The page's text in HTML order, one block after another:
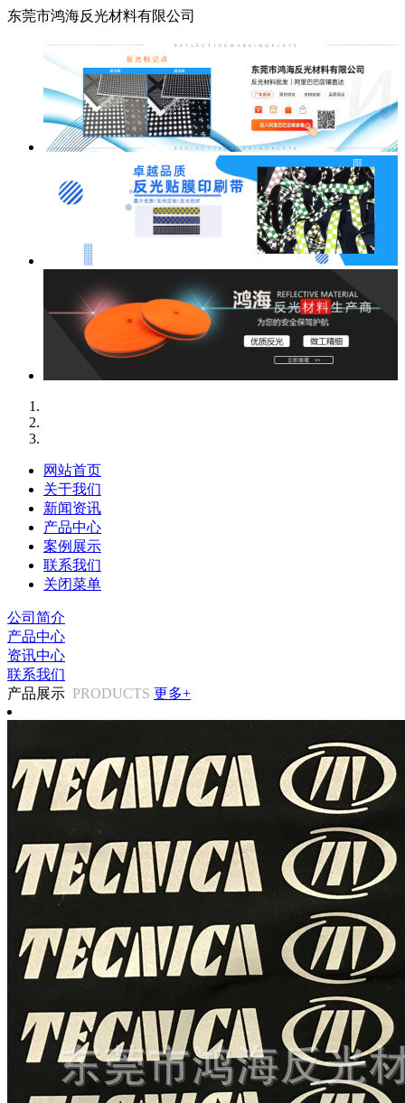
东莞市鸿海反光材料有限公司
网站首页
关于我们
新闻资讯
产品中心
案例展示
联系我们
关闭菜单
公司简介
产品中心
资讯中心
联系我们
产品展示 PRODUCTS 更多+